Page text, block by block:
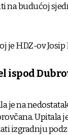
na budućoj
je HDZ-ov Josip
ispod
je na
Upitala
izgradnju